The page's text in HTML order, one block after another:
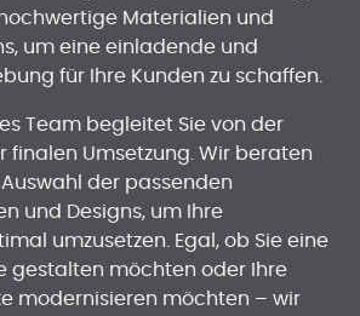
Materialien und
um eine einladende und
für Ihre Kunden zu schaffen.
Team begleitet Sie von der
finalen Umsetzung. Wir beraten
der passenden
und Designs, um Ihre
umzusetzen. Egal, ob Sie eine
gestalten möchten oder Ihre
modernisieren möchten – wir